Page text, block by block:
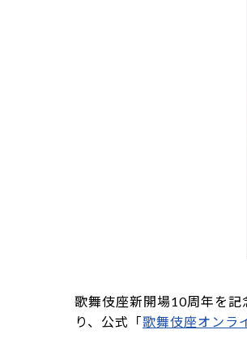
歌舞伎座新開場10周年を
り、公式「歌舞伎座オンラ